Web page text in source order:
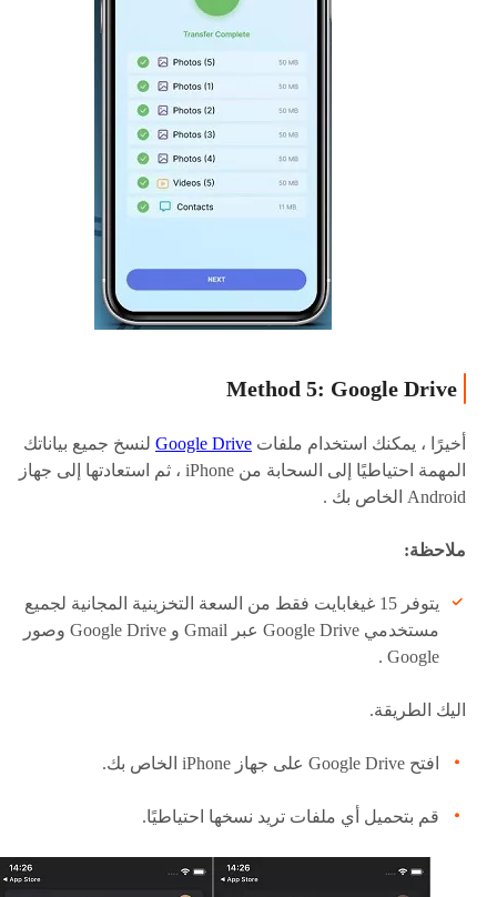
Method 5: Google Drive
أخيرًا ، يمكنك استخدام ملفات Google Drive لنسخ جميع بياناتك
المهمة احتياطيًا إلى السحابة من iPhone ، ثم استعادتها إلى جهاز
Android الخاص بك .
ملاحظة:
يتوفر 15 غيغابايت فقط من السعة التخزينية المجانية لجميع
مستخدمي Google Drive عبر Gmail و Google Drive وصور
Google .
اليك الطريقة.
افتح Google Drive على جهاز iPhone الخاص بك.
قم بتحميل أي ملفات تريد نسخها احتياطيًا.